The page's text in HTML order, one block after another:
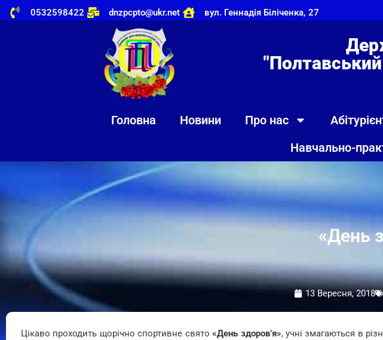
0532598422 dnzpcpto@ukr.net вул. Геннадія Біліченка, 27
"Полтавський
Головна Новини Про нас
Навчально-
«День
13 Вересня, 2018
Цікаво проходить щорічно спортивне свято«День здоров’я», учні змагаються в